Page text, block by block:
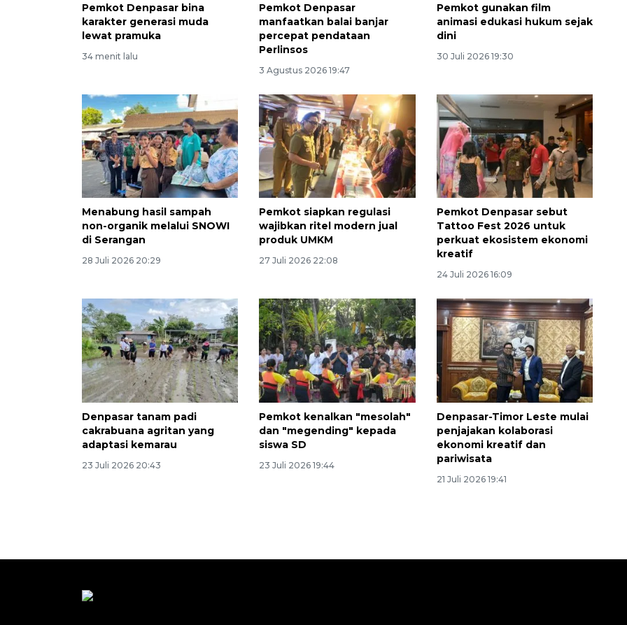
Pemkot Denpasar bina
karakter generasi muda
lewat pramuka
34 menit lalu
Pemkot Denpasar
manfaatkan balai banjar
percepat pendataan
Perlinsos
3 Agustus 2026 19:47
Pemkot gunakan film
animasi edukasi hukum sejak
dini
30 Juli 2026 19:30
Menabung hasil sampah
non-organik melalui SNOWI
di Serangan
28 Juli 2026 20:29
Pemkot siapkan regulasi
wajibkan ritel modern jual
produk UMKM
27 Juli 2026 22:08
Pemkot Denpasar sebut
Tattoo Fest 2026 untuk
perkuat ekosistem ekonomi
kreatif
24 Juli 2026 16:09
Denpasar tanam padi
cakrabuana agritan yang
adaptasi kemarau
23 Juli 2026 20:43
Pemkot kenalkan "mesolah"
dan "megending" kepada
siswa SD
23 Juli 2026 19:44
Denpasar-Timor Leste mulai
penjajakan kolaborasi
ekonomi kreatif dan
pariwisata
21 Juli 2026 19:41
Memberantas kejahatan
jalanan Jakarta
2026-08-05 18:00:00